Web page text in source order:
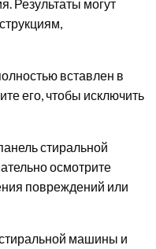
Результаты могут
вставлен в
его, чтобы исключить
стиральной
осмотрите
повреждений или
машины и